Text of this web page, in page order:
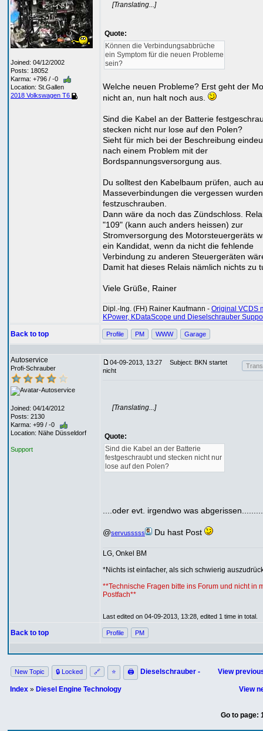
Joined: 04/12/2002
Posts: 18052
Karma: +796 / -0
Location: St.Gallen
2018 Volkswagen T6
[Translating...]
Quote:
Können die Verbindungsabbrüche
ein Symptom für die neuen Probleme
sein?
Welche neuen Probleme? Erst geht der
nicht an, nun halt noch aus.
Sind die Kabel an der Batterie
stecken nicht nur lose auf den Polen?
Sieht für mich bei der Beschreibung
nach einem Problem mit der
Bordspannungsversorgung aus.
Du solltest den Kabelbaum prüfen, auch
Masseverbindungen die vergessen wurden
festzuschrauben.
Dann wäre da noch das Zündschloss.
"109" (kann auch anders heissen) zur
Stromversorgung des Motorsteuergeräts
ein Kandidat, wenn da nicht die fehlende
Verbindung zu anderen Steuergeräten
Damit hat dieses Relais nämlich nichts zu
Viele Grüße, Rainer
Dipl.-Ing. (FH) Rainer Kaufmann - Original VCDS
KPower, KDataScope und Dieselschrauber
Back to top Profile PM WWW Garage
Autoservice
Profi-Schrauber
Joined: 04/14/2012
Posts: 2130
Karma: +99 / -0
Location: Nähe Düsseldorf
Support
04-09-2013, 13:27
Subject: BKN startet
nicht
[Translating...]
Quote:
Sind die Kabel an der Batterie
festgeschraubt und stecken nicht nur
lose auf den Polen?
....oder evt. irgendwo was
@servusssss Du hast Post
LG, Onkel BM
*Nichts ist einfacher, als sich schwierig
**Technische Fragen bitte ins Forum und nicht in
Postfach**
Last edited on 04-09-2013, 13:28, edited 1 time in total.
Back to top Profile PM
New Topic 🔒 Locked 🔗 ⭐ 🖨 Dieselschrauber -
Index » Diesel Engine Technology
View
View
Go to page: